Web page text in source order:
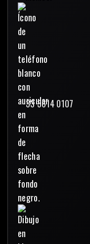
33 3614 0107